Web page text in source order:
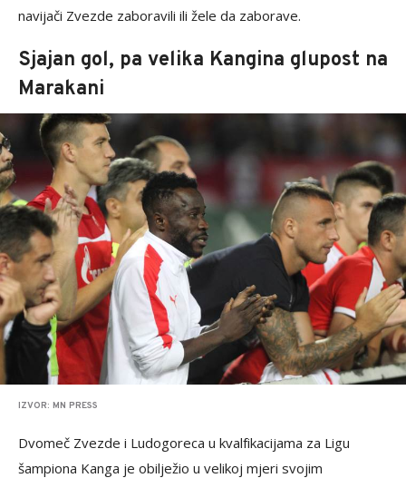
navijači Zvezde zaboravili ili žele da zaborave.
Sjajan gol, pa velika Kangina glupost na
Marakani
IZVOR: MN PRESS
Dvomeč Zvezde i Ludogoreca u kvalfikacijama za Ligu
šampiona Kanga je obilježio u velikoj mjeri svojim